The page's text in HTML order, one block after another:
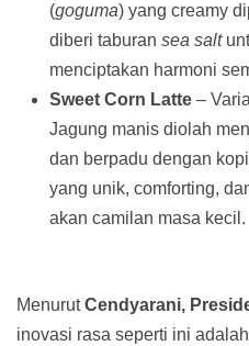
(goguma) yang creamy
diberi taburan sea salt
menciptakan harmoni
Sweet Corn Latte –
Jagung manis diolah
dan berpadu dengan
yang unik, comforting,
akan camilan masa kecil.
MenurutCendyarani,
inovasi rasa seperti ini